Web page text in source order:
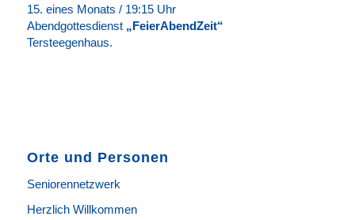
15. eines Monats / 19:15 Uhr
Abendgottesdienst„FeierAbendZeit“
Tersteegenhaus.
Orte und Personen
Seniorennetzwerk
Herzlich Willkommen